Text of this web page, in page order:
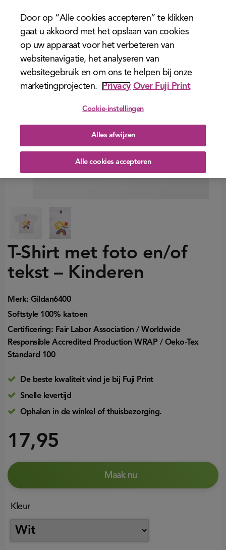
menu
T-Shirt met foto en/of
tekst – Kinderen
Merk: Gildan6400
Softstyle 100% katoen
Certificering: Fair Labor Association / Worldwide
Responsible Accredited Production WRAP / Oeko-Tex
Standard 100
Kleur
De beste kwaliteit vind je bij Fuji Print
Snelle levertijd
Ophalen in de winkel of thuisbezorging.
17,95
Maak nu
Door op “Alle cookies accepteren” te klikken
gaat u akkoord met het opslaan van cookies
op uw apparaat voor het verbeteren van
websitenavigatie, het analyseren van
websitegebruik en om ons te helpen bij onze
marketingprojecten.
Privacy Over Fuji Print
Cookie-instellingen
Alles afwijzen
Alle cookies accepteren